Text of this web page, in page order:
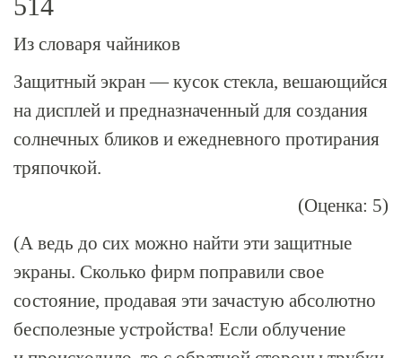
Из словаря чайников
Защитный экран — кусок стекла, вешающийся
на дисплей и предназначенный для создания
солнечных бликов и ежедневного протирания
тряпочкой.
(Оценка: 5)
(А ведь до сих можно найти эти защитные
экраны. Сколько фирм поправили свое
состояние, продавая эти зачастую абсолютно
бесполезные устройства! Если облучение